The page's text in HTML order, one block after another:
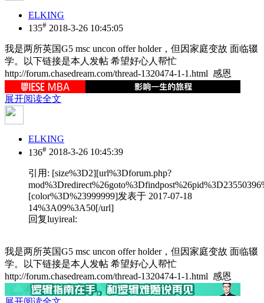
ELKING
135# 2018-3-26 10:45:05
我是两所英国G5 msc uncon offer holder，但因家庭变故 面临辍
学。以下链接是本人发帖 希望好心人帮忙
http://forum.chasedream.com/thread-1320474-1-1.html 感恩
展开阅读全文
ELKING
136# 2018-3-26 10:45:39
引用: [size%3D2][url%3Dforum.php?
[color%3D%23999999]发表于 2017-07-18
14%3A09%3A50[/url]
回复luyireal:
我是两所英国G5 msc uncon offer holder，但因家庭变故 面临辍
学。以下链接是本人发帖 希望好心人帮忙
http://forum.chasedream.com/thread-1320474-1-1.html 感恩